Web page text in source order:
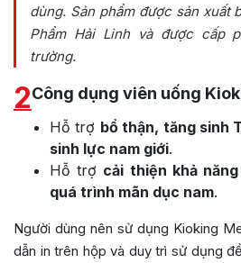
dùng. Sản phẩm được sản xuất
Phẩm Hải Linh và được cấp
trường.
2Công dụng viên uống
Hỗ trợ bổ thận, tăng sinh
sinh lực nam giới.
Hỗ trợ cải thiện khả
quá trình mãn dục nam.
Người dùng nên sử dụng Kioking
dẫn in trên hộp và duy trì sử dụng